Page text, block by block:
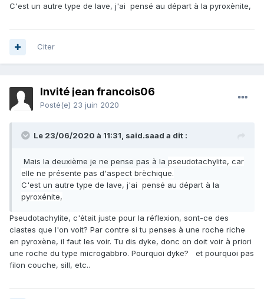
C'est un autre type de lave, j'ai pensé au départ à la pyroxènite,
Citer
Invité jean francois06
Posté(e) 23 juin 2020
Le 23/06/2020 à 11:31, said.saad a dit :
Mais la deuxième je ne pense pas à la pseudotachylite, car
elle ne présente pas d'aspect brèchique.
C'est un autre type de lave, j'ai pensé au départ à la
pyroxénite,
Pseudotachylite, c'était juste pour la réflexion, sont-ce des
clastes que l'on voit? Par contre si tu penses à une roche riche
en pyroxène, il faut les voir. Tu dis dyke, donc on doit voir à priori
une roche du type microgabbro. Pourquoi dyke? et pourquoi pas
filon couche, sill, etc..